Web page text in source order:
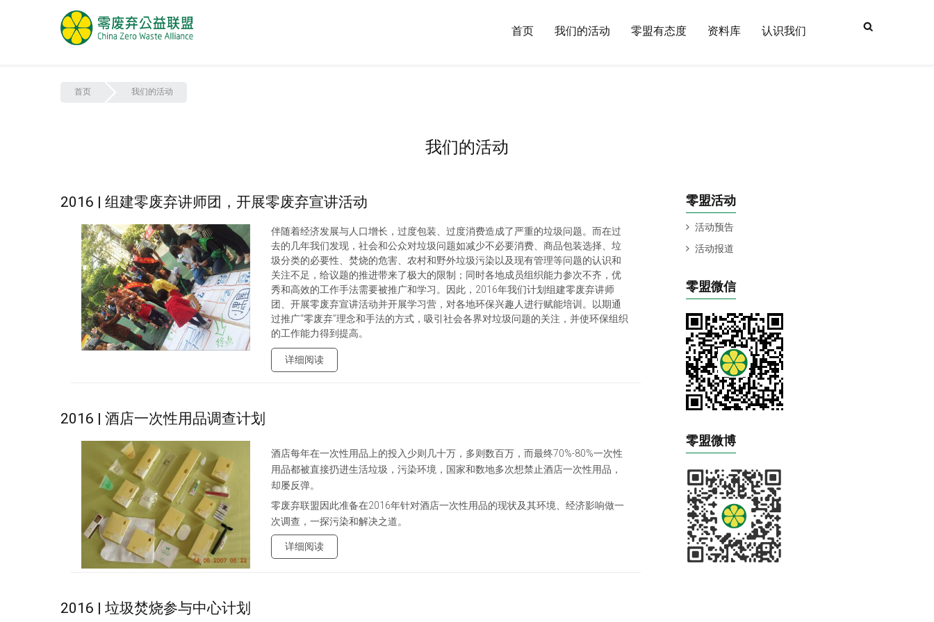
首页 我们的活动 零盟有态度 资料库 认识我们
搜索表
首页 我们的活动
我们的活动
2016 | 组建零废弃讲师团，开展零废弃宣讲活动
伴随着经济发展与人口增长，过度包装、过度消费造成了严重的垃圾问题。而在过
去的几年我们发现，社会和公众对垃圾问题如减少不必要消费、商品包装选择、垃
圾分类的必要性、焚烧的危害、农村和野外垃圾污染以及现有管理等问题的认识和
关注不足，给议题的推进带来了极大的限制；同时各地成员组织能力参次不齐，优
秀和高效的工作手法需要被推广和学习。因此，2016年我们计划组建零废弃讲师
团、开展零废弃宣讲活动并开展学习营，对各地环保兴趣人进行赋能培训。以期通
过推广“零废弃”理念和手法的方式，吸引社会各界对垃圾问题的关注，并使环保组织
的工作能力得到提高。
详细阅读
2016 | 酒店一次性用品调查计划
酒店每年在一次性用品上的投入少则几十万，多则数百万，而最终70%-80%一次性
用品都被直接扔进生活垃圾，污染环境，国家和数地多次想禁止酒店一次性用品，
却屡反弹。
零废弃联盟因此准备在2016年针对酒店一次性用品的现状及其环境、经济影响做一
次调查，一探污染和解决之道。
详细阅读
2016 | 垃圾焚烧参与中心计划
零盟活动
活动预告
活动报道
零盟微信
零盟微博